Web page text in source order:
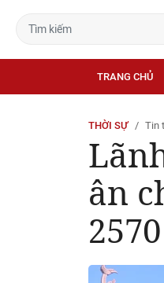
TRANG CHỦ
THỜI SỰ Tin
ân
2570